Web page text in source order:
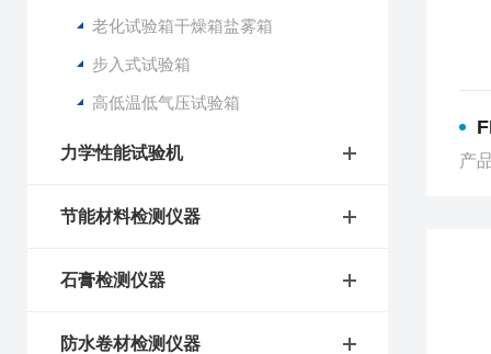
老化试验箱干燥箱盐雾箱
步入式试验箱
高低温低气压试验箱
力学性能试验机
节能材料检测仪器
石膏检测仪器
防水卷材检测仪器
产